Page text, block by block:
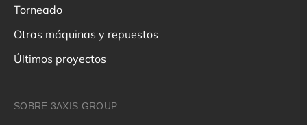
Torneado
Otras máquinas y repuestos
Últimos proyectos
SOBRE 3AXIS GROUP